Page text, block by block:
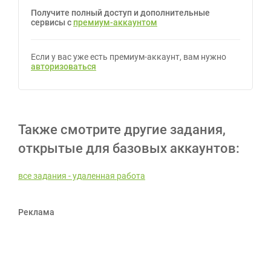
Получите полный доступ и дополнительные
сервисы с премиум-аккаунтом
Если у вас уже есть премиум-аккаунт, вам нужно
авторизоваться
Также смотрите другие задания,
открытые для базовых аккаунтов:
все задания - удаленная работа
Реклама